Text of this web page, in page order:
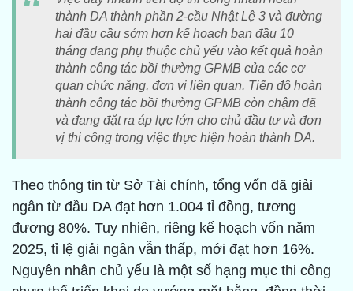
thành DA thành phần 2-cầu Nhật Lệ 3 và đường
hai đầu cầu sớm hơn kế hoạch ban đầu 10
tháng đang phụ thuộc chủ yếu vào kết quả hoàn
thành công tác bồi thường GPMB của các cơ
quan chức năng, đơn vị liên quan. Tiến độ hoàn
thành công tác bồi thường GPMB còn chậm đã
và đang đặt ra áp lực lớn cho chủ đầu tư và đơn
vị thi công trong việc thực hiện hoàn thành DA.
Theo thông tin từ Sở Tài chính, tổng vốn đã giải
ngân từ đầu DA đạt hơn 1.004 tỉ đồng, tương
đương 80%. Tuy nhiên, riêng kế hoạch vốn năm
2025, tỉ lệ giải ngân vẫn thấp, mới đạt hơn 16%.
Nguyên nhân chủ yếu là một số hạng mục thi công